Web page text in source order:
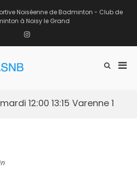
Noiséenne de Badminton - Club de
à Noisy le Grand
Instagram
Afficher
recherche
12:00 13:15 Varenne 1